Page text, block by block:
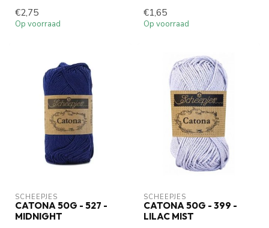
€2,75
Op voorraad
€1,65
Op voorraad
SCHEEPJES
CATONA 50G - 527 -
MIDNIGHT
SCHEEPJES
CATONA 50G - 399 -
LILAC MIST